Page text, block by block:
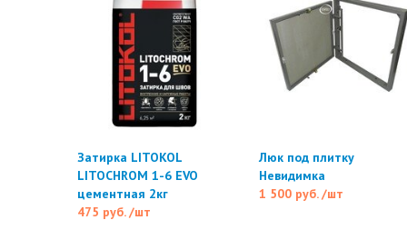
Затирка LITOKOL
LITOCHROM 1-6 EVO
цементная 2кг
475 руб./шт
Люк под плитку
Невидимка
1 500 руб./шт